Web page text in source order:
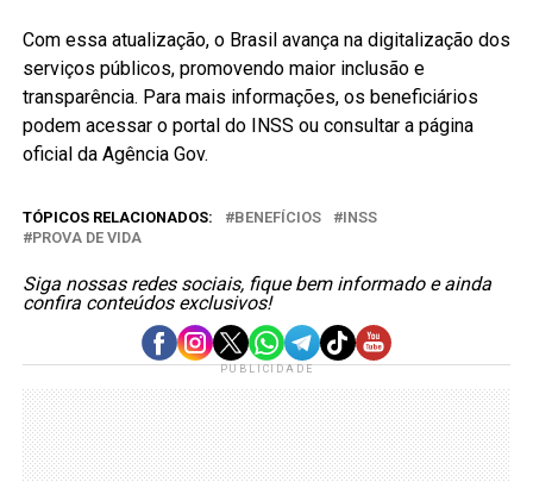
Com essa atualização, o Brasil avança na digitalização dos
serviços públicos, promovendo maior inclusão e
transparência. Para mais informações, os beneficiários
podem acessar o portal do INSS ou consultar a página
oficial da Agência Gov.
TÓPICOS RELACIONADOS: BENEFÍCIOS
INSS
PROVA DE VIDA
Siga nossas redes sociais, fique bem informado e ainda
confira conteúdos exclusivos!
PUBLICIDADE